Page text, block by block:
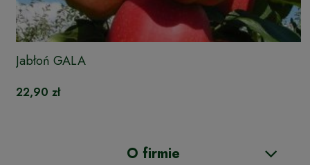
Jabłoń GALA
22,90 zł
O firmie